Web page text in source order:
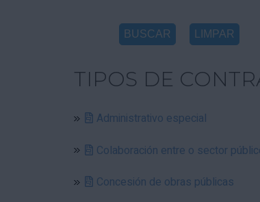
TIPOS DE
Administrativo especial
Colaboración entre o sector
Concesión de obras públicas